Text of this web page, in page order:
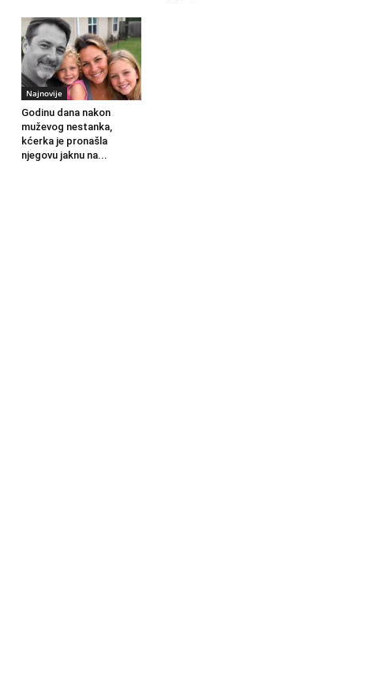
Najnovije
Godinu dana nakon
muževog nestanka,
kćerka je pronašla
njegovu jaknu na...